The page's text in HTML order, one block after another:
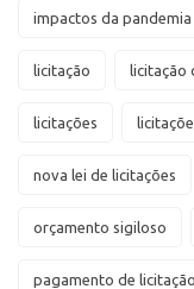
impactos da pandemia
licitação licitação
licitações
nova lei de licitações
orçamento sigiloso
pagamento de licitação